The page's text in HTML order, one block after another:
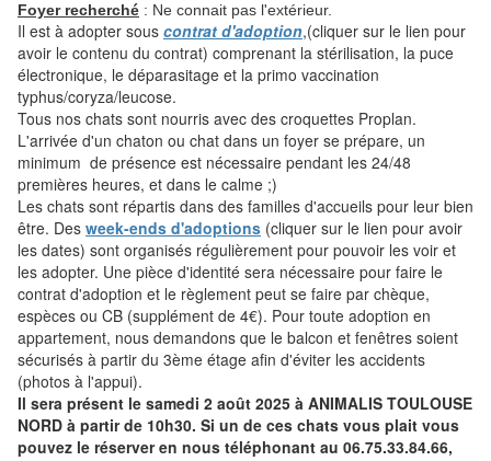
Foyer recherché : Ne connait pas l'extérieur.
Il est à adopter sous contrat d'adoption,(cliquer sur le lien pour
avoir le contenu du contrat) comprenant la stérilisation, la puce
électronique, le déparasitage et la primo vaccination
typhus/coryza/leucose.
Tous nos chats sont nourris avec des croquettes Proplan.
L'arrivée d'un chaton ou chat dans un foyer se prépare, un
minimum de présence est nécessaire pendant les 24/48
premières heures, et dans le calme ;)
Les chats sont répartis dans des familles d'accueils pour leur bien
être. Des week-ends d'adoptions (cliquer sur le lien pour avoir
les dates) sont organisés régulièrement pour pouvoir les voir et
les adopter. Une pièce d'identité sera nécessaire pour faire le
contrat d'adoption et le règlement peut se faire par chèque,
espèces ou CB (supplément de 4€). Pour toute adoption en
appartement, nous demandons que le balcon et fenêtres soient
sécurisés à partir du 3ème étage afin d'éviter les accidents
(photos à l'appui).
Il sera présent le samedi 2 août 2025 à ANIMALIS TOULOUSE
NORD à partir de 10h30. Si un de ces chats vous plait vous
pouvez le réserver en nous téléphonant au 06.75.33.84.66,